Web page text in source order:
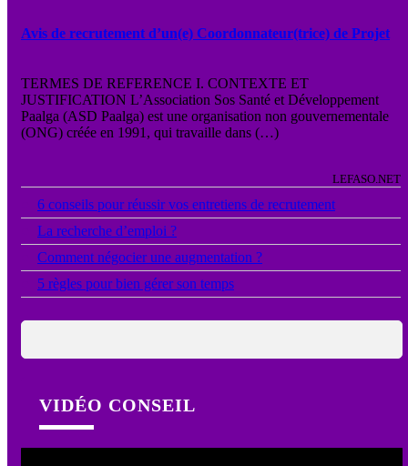
Avis de recrutement d’un(e) Coordonnateur(trice) de Projet
TERMES DE REFERENCE I. CONTEXTE ET
JUSTIFICATION L’Association Sos Santé et Développement
Paalga (ASD Paalga) est une organisation non gouvernementale
(ONG) créée en 1991, qui travaille dans (…)
LEFASO.NET
6 conseils pour réussir vos entretiens de recrutement
La recherche d’emploi ?
Comment négocier une augmentation ?
5 règles pour bien gérer son temps
VIDÉO CONSEIL